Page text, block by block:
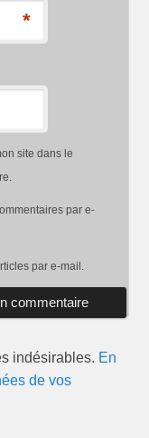
*
site dans le
par e-
par e-mail.
indésirables. En
de vos